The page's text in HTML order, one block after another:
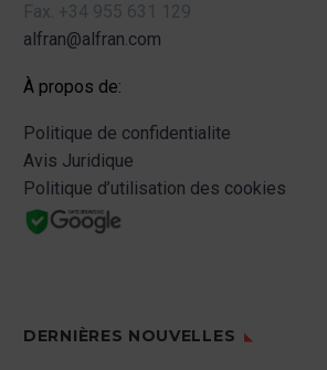
Fax. +34 955 631 129
alfran@alfran.com
À propos de:
Politique de confidentialite
Avis Juridique
Politique d’utilisation des cookies
DERNIÈRES NOUVELLES